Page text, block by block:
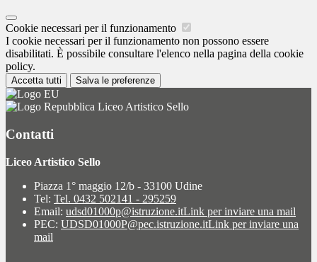
Cookie necessari per il funzionamento
I cookie necessari per il funzionamento non possono essere
disabilitati. È possibile consultare l'elenco nella pagina della cookie
policy.
Accetta tutti Salva le preferenze
Liceo Artistico Sello
Contatti
Liceo Artistico Sello
Piazza 1° maggio 12/b - 33100 Udine
Tel: Tel. 0432 502141 - 295259
Email: udsd01000p@istruzione.itLink per inviare una mail
PEC: UDSD01000P@pec.istruzione.itLink per inviare una
mail